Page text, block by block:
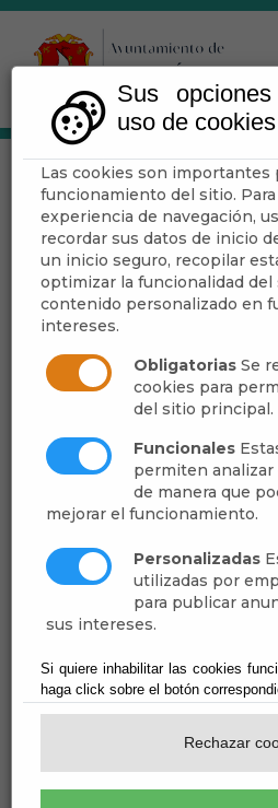
Sus
uso de
Las cookies son importantes
funcionamiento del sitio.
experiencia de navegación,
recordar sus datos de inicio
un inicio seguro, recopilar
optimizar la funcionalidad
contenido personalizado en
intereses.
Obligatorias Se
cookies para
del sitio principal.
Funcionales
permiten analizar
de manera que
mejorar el funcionamiento.
Personalizadas
utilizadas por
para publicar
sus intereses.
Si quiere inhabilitar las cookies
haga click sobre el botón
Rechazar
CULTURAL
Escuchar
Oct
PROGRAMACIÓN
OTOÑO